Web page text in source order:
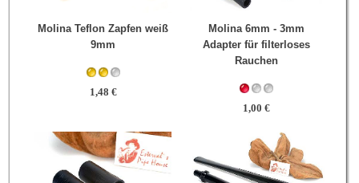
Molina Teflon Zapfen weiß
9mm
1,48 €
Molina 6mm - 3mm
Adapter für filterloses
Rauchen
1,00 €